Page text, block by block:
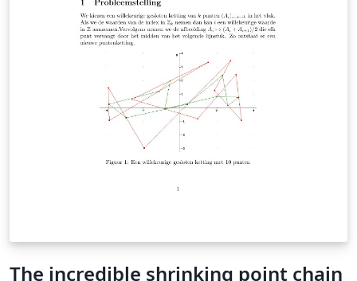
The incredible shrinking point chain